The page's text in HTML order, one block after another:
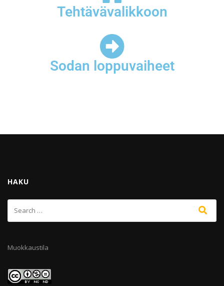
Tehtävävalikkoon
Sodan loppuvaiheet
HAKU
Muokkaustila